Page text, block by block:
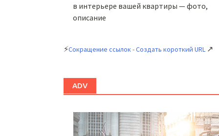
в интерьере вашей квартиры — фото,
описание
⚡Сокращение ссылок - Создать короткий URL ↗
ADV